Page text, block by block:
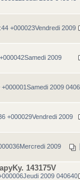
+000023Vendredi 2009
2009
2009
+000029Vendredi 2009
2009
143175V
2009 040640